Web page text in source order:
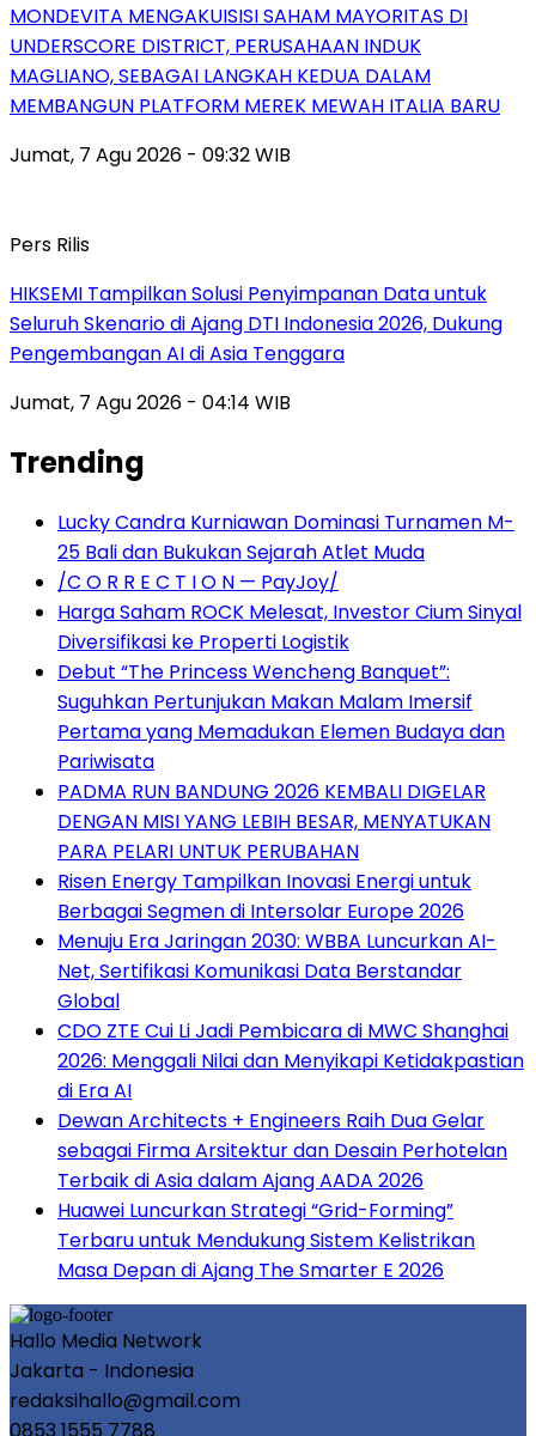
MONDEVITA MENGAKUISISI SAHAM MAYORITAS DI
UNDERSCORE DISTRICT, PERUSAHAAN INDUK
MAGLIANO, SEBAGAI LANGKAH KEDUA DALAM
MEMBANGUN PLATFORM MEREK MEWAH ITALIA BARU
Jumat, 7 Agu 2026 - 09:32 WIB
Pers Rilis
HIKSEMI Tampilkan Solusi Penyimpanan Data untuk
Seluruh Skenario di Ajang DTI Indonesia 2026, Dukung
Pengembangan AI di Asia Tenggara
Jumat, 7 Agu 2026 - 04:14 WIB
Trending
Lucky Candra Kurniawan Dominasi Turnamen M-
25 Bali dan Bukukan Sejarah Atlet Muda
/C O R R E C T I O N — PayJoy/
Harga Saham ROCK Melesat, Investor Cium Sinyal
Diversifikasi ke Properti Logistik
Debut “The Princess Wencheng Banquet”:
Suguhkan Pertunjukan Makan Malam Imersif
Pertama yang Memadukan Elemen Budaya dan
Pariwisata
PADMA RUN BANDUNG 2026 KEMBALI DIGELAR
DENGAN MISI YANG LEBIH BESAR, MENYATUKAN
PARA PELARI UNTUK PERUBAHAN
Risen Energy Tampilkan Inovasi Energi untuk
Berbagai Segmen di Intersolar Europe 2026
Menuju Era Jaringan 2030: WBBA Luncurkan AI-
Net, Sertifikasi Komunikasi Data Berstandar
Global
CDO ZTE Cui Li Jadi Pembicara di MWC Shanghai
2026: Menggali Nilai dan Menyikapi Ketidakpastian
di Era AI
Dewan Architects + Engineers Raih Dua Gelar
sebagai Firma Arsitektur dan Desain Perhotelan
Terbaik di Asia dalam Ajang AADA 2026
Huawei Luncurkan Strategi “Grid-Forming”
Terbaru untuk Mendukung Sistem Kelistrikan
Masa Depan di Ajang The Smarter E 2026
Hallo Media Network
Jakarta - Indonesia
redaksihallo@gmail.com
0853 1555 7788